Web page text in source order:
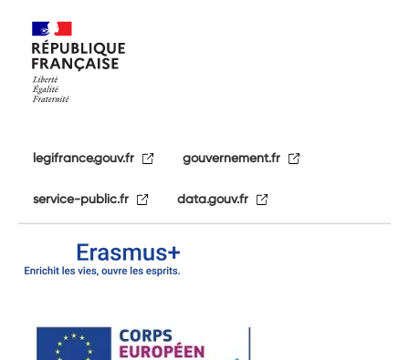
legifrance.gouv.fr gouvernement.fr
service-public.fr data.gouv.fr